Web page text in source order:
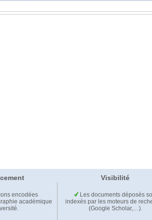
Visibilité
encodées
académique
Les documents déposés
indexés par les moteurs de
(Google Scholar,…).